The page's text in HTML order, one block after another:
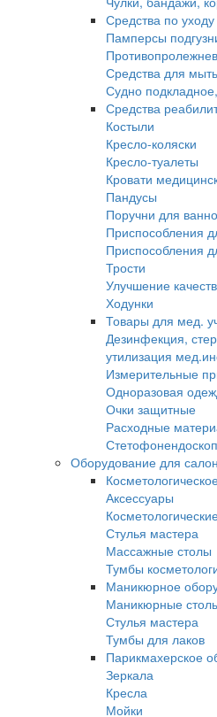
Средства по
Памперсы
Средства для
Судно
Средства
Костыли
Кресло-коляски
Кресло-туалеты
Кровати
Пандусы
Поручни для
Приспособления
Приспособления
Трости
Улучшение
Ходунки
Товары для мед.
Дезинфекция,
утилизация
Измерительные
Одноразовая
Очки защитные
Расходные
Оборудование для
Аксессуары
Стулья мастера
Массажные столы
Тумбы
Маникюрное
Маникюрные
Стулья мастера
Тумбы для лаков
Парикмахерское
Зеркала
Кресла
Мойки